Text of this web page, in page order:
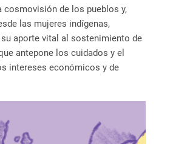
cosmovisión de los pueblos y,
las mujeres indígenas,
aporte vital al sostenimiento de
antepone los cuidados y el
intereses económicos y de